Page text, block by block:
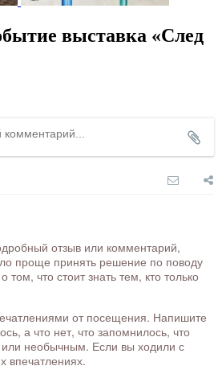
выставка «След
отзыв или комментарий,
проще принять решение по поводу
что стоит знать тем, кто только
от посещения. Напишите
а что нет, что запомнилось, что
необычным. Если вы ходили с
впечатлениях.